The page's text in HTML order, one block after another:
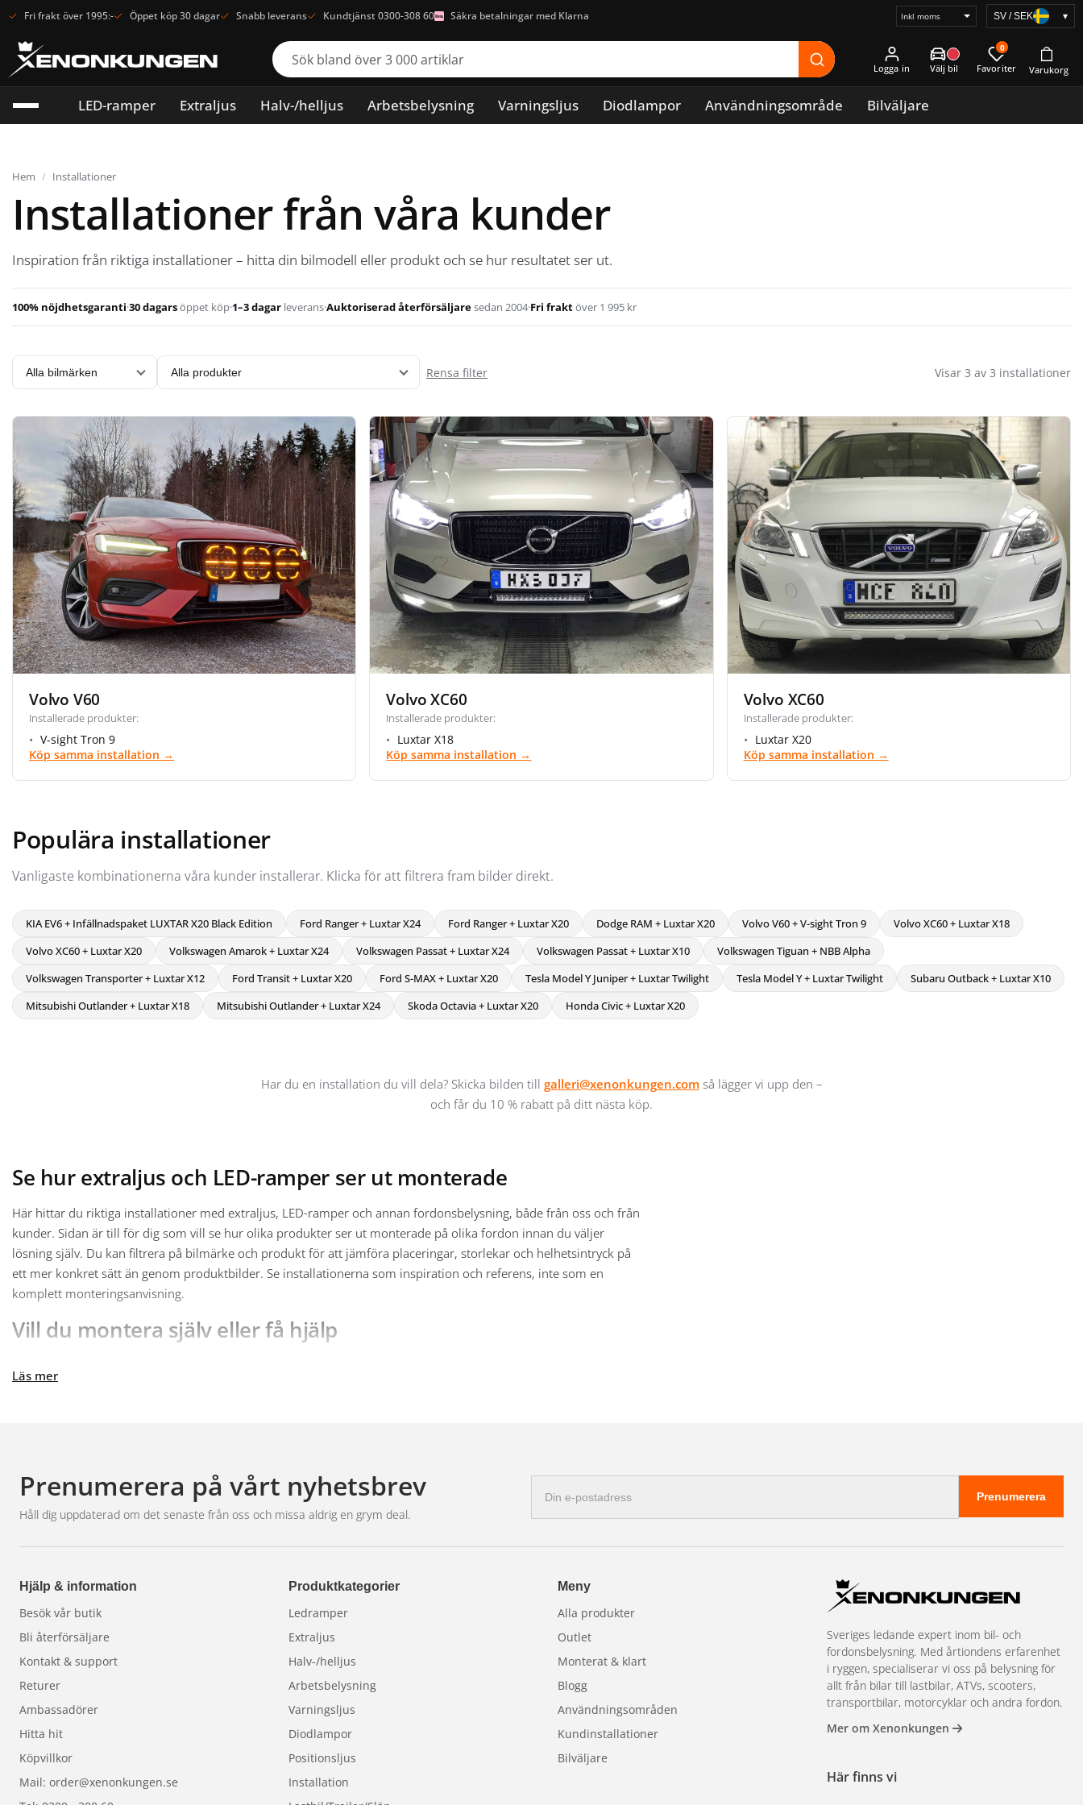
Fri frakt över 1995:- Öppet köp 30 dagar Snabb leverans Kundtjänst 0300-308 60 Säkra betalningar med Klarna
Välj
SV / SEK ▾
Logga in
0
LED-ramper Extraljus Halv-/helljus Arbetsbelysning Varningsljus Diodlampor Användningsområde Bilväljare
Hem / Installationer
Installationer från våra kunder
Inspiration från riktiga installationer – hitta din bilmodell eller produkt och se hur resultatet ser ut.
100% nöjdhetsgaranti·30 dagarsöppet köp·1–3 dagar leverans·Auktoriserad återförsäljaresedan 2004·Fri fraktöver 1 995 kr
Rensa filter Visar 3 av 3 installationer
Volvo V60
Installerade produkter:
V-sight Tron 9
Köp samma installation →
Volvo XC60
Installerade produkter:
Luxtar X18
Köp samma installation →
Volvo XC60
Installerade produkter:
Luxtar X20
Köp samma installation →
Populära installationer
Vanligaste kombinationerna våra kunder installerar. Klicka för att filtrera fram bilder direkt.
KIA EV6 + Infällnadspaket LUXTAR X20 Black Edition Ford Ranger + Luxtar X24 Ford Ranger + Luxtar X20 Dodge RAM + Luxtar X20 Volvo V60 + V-sight Tron 9
Volvo XC60 + Luxtar X18
Volvo XC60 + Luxtar X20
Volkswagen Amarok + Luxtar X24 Volkswagen Passat + Luxtar X24 Volkswagen Passat + Luxtar X10
Volkswagen Tiguan + NBB Alpha
Volkswagen Transporter + Luxtar X12
Ford Transit + Luxtar X20 Ford S-MAX + Luxtar X20 Tesla Model Y Juniper + Luxtar Twilight Tesla Model Y + Luxtar Twilight
Subaru Outback + Luxtar X10
Mitsubishi Outlander + Luxtar X18
Mitsubishi Outlander + Luxtar X24 Skoda Octavia + Luxtar X20 Honda Civic + Luxtar X20
Har du en installation du vill dela? Skicka bilden till galleri@xenonkungen.comså lägger vi upp den –
och får du 10 % rabatt på ditt nästa köp.
Se hur extraljus och LED-ramper ser ut monterade
Här hittar du riktiga installationer med extraljus, LED-ramper och annan fordonsbelysning, både från oss och från
kunder. Sidan är till för dig som vill se hur olika produkter ser ut monterade på olika fordon innan du väljer
lösning själv. Du kan filtrera på bilmärke och produkt för att jämföra placeringar, storlekar och helhetsintryck på
ett mer konkret sätt än genom produktbilder. Se installationerna som inspiration och referens, inte som en
komplett monteringsanvisning.
Vill du montera själv eller få hjälp
ledramp på bilen själv
Läs mer
Prenumerera på vårt nyhetsbrev
Håll dig uppdaterad om det senaste från oss och missa aldrig en grym deal.
postadress
Prenumerera
Hjälp & information
Besök vår butik
Bli återförsäljare
Kontakt & support
Returer
Ambassadörer
Hitta hit
Köpvillkor
Mail: order@xenonkungen.se
Produktkategorier
Ledramper
Extraljus
Halv-/helljus
Arbetsbelysning
Varningsljus
Diodlampor
Positionsljus
Installation
Meny
Alla produkter
Outlet
Monterat & klart
Blogg
Användningsområden
Kundinstallationer
Bilväljare
Sveriges ledande expert inom bil- och
fordonsbelysning. Med årtiondens erfarenhet
i ryggen, specialiserar vi oss på belysning för
allt från bilar till lastbilar, ATVs, scooters,
transportbilar, motorcyklar och andra fordon.
Mer om Xenonkungen
Här finns vi